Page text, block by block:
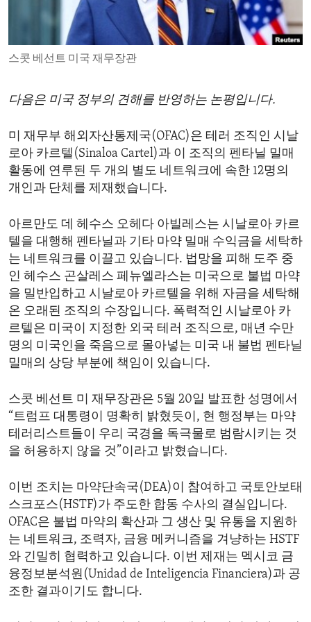
ENVIRONMENT AND HEALTH
IDEALS AND INSTITUTIONS
스콧 베선트 미국 재무장관
다음은 미국 정부의 견해를 반영하는 논평입니다.
미 재무부 해외자산통제국(OFAC)은 테러 조직인 시날
로아 카르텔(Sinaloa Cartel)과 이 조직의 펜타닐 밀매
활동에 연루된 두 개의 별도 네트워크에 속한 12명의
개인과 단체를 제재했습니다.
아르만도 데 헤수스 오헤다 아빌레스는 시날로아 카르
텔을 대행해 펜타닐과 기타 마약 밀매 수익금을 세탁하
는 네트워크를 이끌고 있습니다. 법망을 피해 도주 중
인 헤수스 곤살레스 페뉴엘라스는 미국으로 불법 마약
을 밀반입하고 시날로아 카르텔을 위해 자금을 세탁해
온 오래된 조직의 수장입니다. 폭력적인 시날로아 카
르텔은 미국이 지정한 외국 테러 조직으로, 매년 수만
명의 미국인을 죽음으로 몰아넣는 미국 내 불법 펜타닐
밀매의 상당 부분에 책임이 있습니다.
스콧 베선트 미 재무장관은 5월 20일 발표한 성명에서
“트럼프 대통령이 명확히 밝혔듯이, 현 행정부는 마약
테러리스트들이 우리 국경을 독극물로 범람시키는 것
을 허용하지 않을 것”이라고 밝혔습니다.
이번 조치는 마약단속국(DEA)이 참여하고 국토안보태
스크포스(HSTF)가 주도한 합동 수사의 결실입니다.
OFAC은 불법 마약의 확산과 그 생산 및 유통을 지원하
는 네트워크, 조력자, 금융 메커니즘을 겨냥하는 HSTF
와 긴밀히 협력하고 있습니다. 이번 제재는 멕시코 금
융정보분석원(Unidad de Inteligencia Financiera)과 공
조한 결과이기도 합니다.